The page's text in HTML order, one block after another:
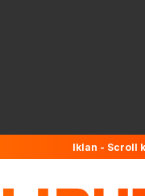
Iklan - Scroll